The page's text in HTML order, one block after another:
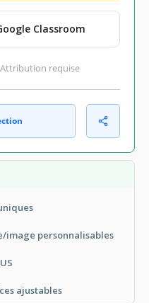
Classroom
requise
image personnalisables
ajustables